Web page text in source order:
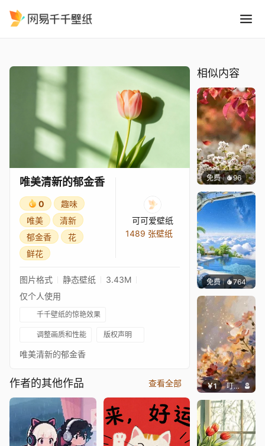
唯美清新的郁金香
0
趣味
唯美
清新
郁金香
花
鲜花
可可爱壁纸
1489 张壁纸
图片格式 静态壁纸
3.43M
仅个人使用
千千壁纸的惊艳效果
调整画质和性能 版权声明
唯美清新的郁金香
作者的其他作品 查看全部
相似内容
免费 96渔小小
免费 764豆子
￥1 叮叮当当